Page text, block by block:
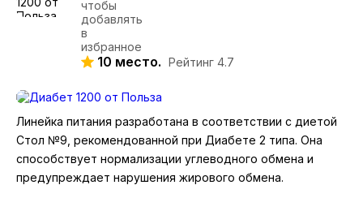
10 место. Рейтинг 4.7
Линейка питания разработана в соответствии с диетой
Стол №9, рекомендованной при Диабете 2 типа. Она
способствует нормализации углеводного обмена и
предупреждает нарушения жирового обмена.